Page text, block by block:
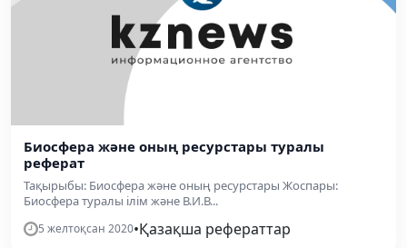
Биосфера және оның ресурстары туралы
реферат
Тақырыбы: Биосфера және оның ресурстары Жоспары:
Биосфера туралы ілім және В.И.В...
5 желтоқсан 2020•Қазақша рефераттар